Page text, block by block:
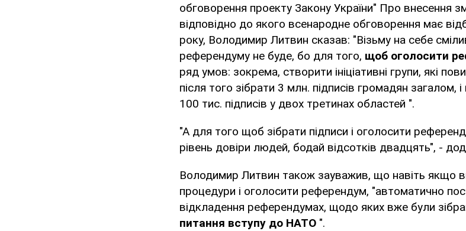
обговорення проекту Закону України" Про внесення
відповідно до якого всенародне обговорення має
року, Володимир Литвин сказав: "Візьму на себе
референдуму не буде, бо для того, щоб оголосити
ряд умов: зокрема, створити ініціативні групи, які
після того зібрати 3 млн. підписів громадян загалом,
100 тис. підписів у двох третинах областей ".
"А для того щоб зібрати підписи і оголосити
рівень довіри людей, бодай відсотків двадцять", -
Володимир Литвин також зауважив, що навіть якщо
процедури і оголосити референдум, "автоматично
відкладення референдумах, щодо яких вже були
питання вступу до НАТО ".